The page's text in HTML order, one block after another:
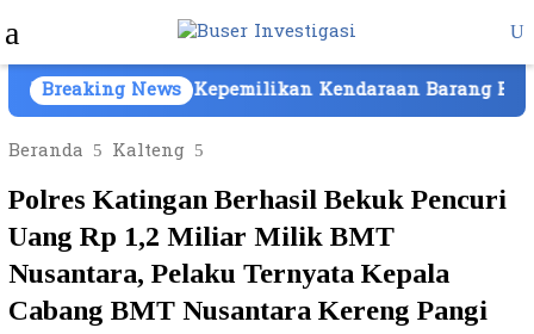
ke
konten
Mobile
Breaking News
di Batam, Kepemilikan Kendaraan Barang Bukti Atas
Beranda
Kalteng
Polres Katingan Berhasil Bekuk Pencuri
Uang Rp 1,2 Miliar Milik BMT
Nusantara, Pelaku Ternyata Kepala
Cabang BMT Nusantara Kereng Pangi